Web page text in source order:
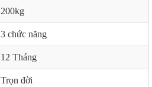
200kg
3 chức năng
12 Tháng
Trọn đời